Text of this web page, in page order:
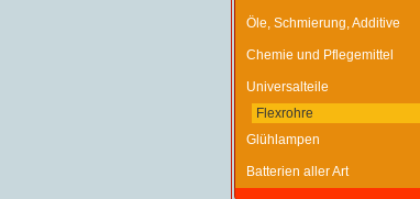
Öle, Schmierung, Additive
Chemie und Pflegemittel
Universalteile
Flexrohre
Glühlampen
Batterien aller Art